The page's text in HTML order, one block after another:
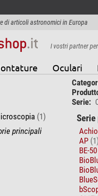
di articoli astronomici in Europa
I vostri partner
Oculari
(1)
principali
Serie:
Serie
AP
BE-50